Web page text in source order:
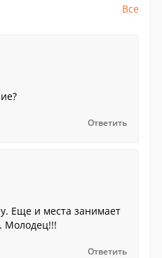
Все
Ответить
Еще и места занимает
Молодец!!!
Ответить